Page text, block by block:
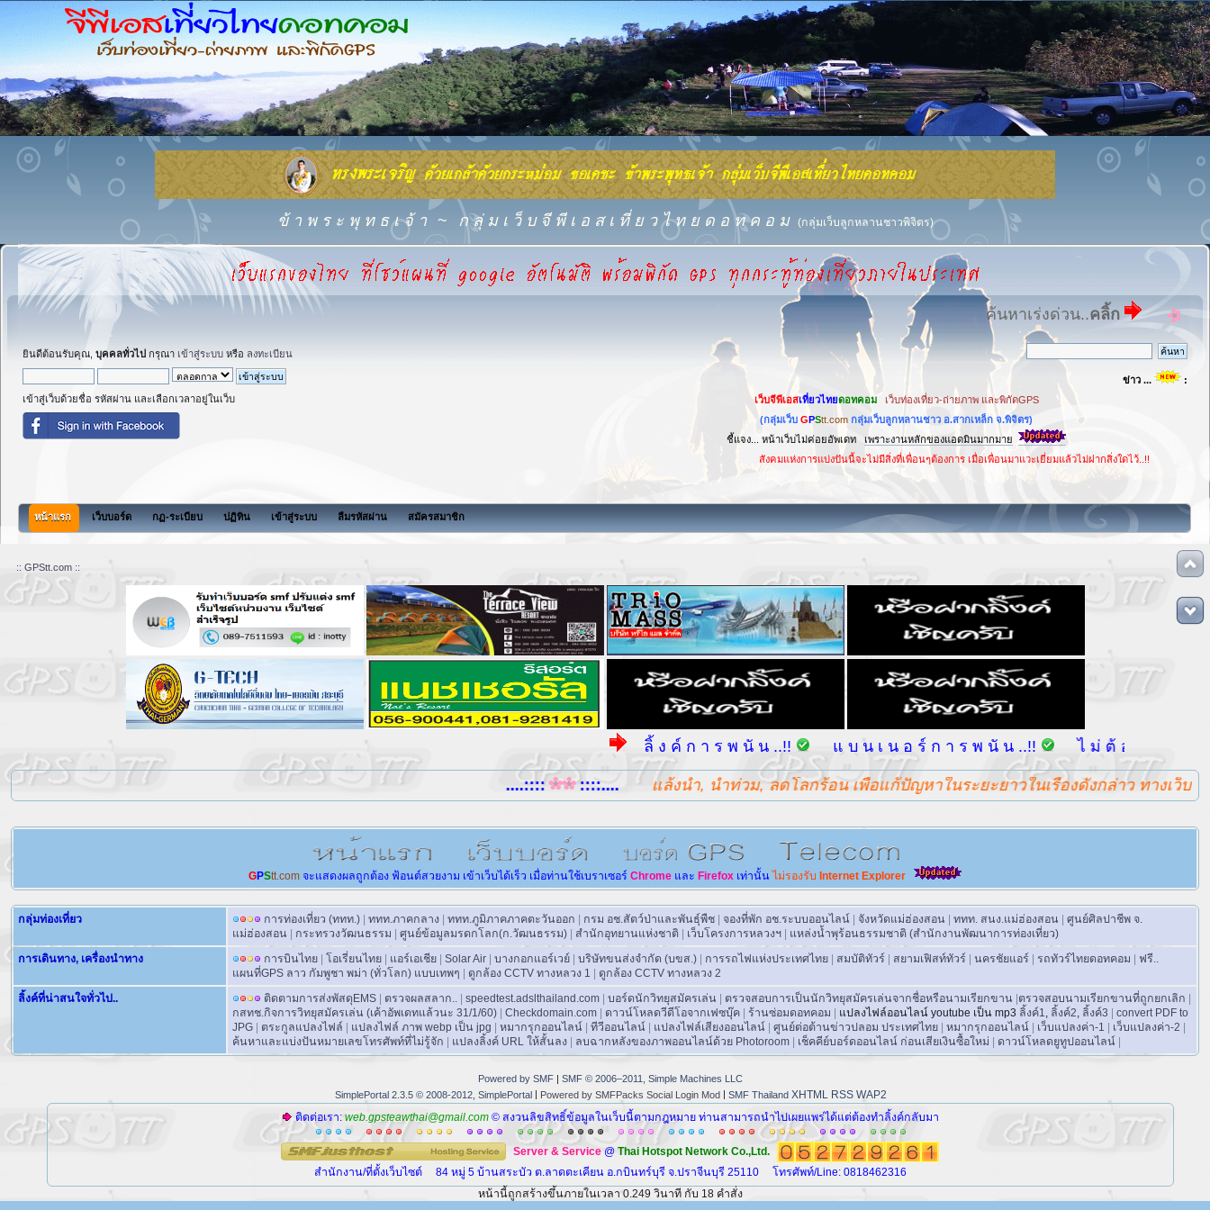
ข้ า พ ร ะ พุ ท ธ เ จ้ า ~ ก ลุ่ ม เ ว็ บ จี พี เ อ ส เ ที่ ย ว ไ ท ย ด อ ท ค อ ม (กลุ่มเว็บลูกหลานชาวพิจิตร)
ค้นหาเร่งด่วน..คลิ้ก
ยินดีต้อนรับคุณ, บุคคลทั่วไป กรุณา เข้าสู่ระบบ หรือ ลงทะเบียน
เข้าสู่เว็บด้วยชื่อ รหัสผ่าน และเลือกเวลาอยู่ในเว็บ
ข่าว ...
:
เว็บจีพีเอสเที่ยวไทยดอทคอม
เว็บท่องเที่ยว-ถ่ายภาพ และพิกัดGPS
(กลุ่มเว็บ GPStt.com กลุ่มเว็บลูกหลานชาว อ.สากเหล็ก จ.พิจิตร)
ชี้แจง... หน้าเว็บไม่ค่อยอัพเดท
เพราะงานหลักของแอดมินมากมาย
สังคมแห่งการแบ่งปันนี้จะไม่มีสิ่งที่เพื่อนๆต้องการ เมื่อเพื่อนมาแวะเยี่ยมแล้วไม่ฝากสิ่งใดไว้..!!
หน้าแรก เว็บบอร์ด กฏ-ระเบียบ ปฏิทิน เข้าสู่ระบบ ลืมรหัสผ่าน สมัครสมาชิก
:: GPStt.com ::
ลิ้ ง ค์ ก า ร พ นั น ..!! แ บ น เ น อ ร์ ก า ร พ นั น ..!! ไ ม่ ต้ อ ง พ ย า ย า ม ติ ด
::::.... แล้งน้ำ, น้ำท่วม, ลดโลกร้อน เพื่อแก้ปัญหาในระยะยาวในเรื่องดังกล่าว ทางเว็บขอ
GPStt.com จะแสดงผลถูกต้อง ฟ้อนต์สวยงาม เข้าเว็บได้เร็ว เมื่อท่านใช้เบราเซอร์ Chrome และ Firefox เท่านั้น ไม่รองรับ Internet Explorer
กลุ่มท่องเที่ยว การท่องเที่ยว (ททท.) | ททท.ภาคกลาง | ททท.ภูมิภาคภาคตะวันออก | กรม อช.สัตว์ป่าและพันธุ์พืช | จองที่พัก อช.ระบบออนไลน์ | จังหวัดแม่ฮ่องสอน | ททท. สนง.แม่ฮ่องสอน | ศูนย์ศิลปาชีพ จ.
แม่ฮ่องสอน | กระทรวงวัฒนธรรม | ศูนย์ข้อมูลมรดกโลก(ก.วัฒนธรรม) | สำนักอุทยานแห่งชาติ | เว็บโครงการหลวงฯ | แหล่งน้ำพุร้อนธรรมชาติ (สำนักงานพัฒนาการท่องเที่ยว)
การเดินทาง, เครื่องนำทาง
การบินไทย | โอเรี่ยนไทย | แอร์เอเชีย | Solar Air | บางกอกแอร์เวย์ | บริษัทขนส่งจำกัด (บขส.) | การรถไฟแห่งประเทศไทย | สมบัติทัวร์ | สยามเฟิสท์ทัวร์ | นครชัยแอร์ | รถทัวร์ไทยดอทคอม | ฟรี..
แผนที่GPS ลาว กัมพูชา พม่า (ทั่วโลก) แบบเทพๆ | ดูกล้อง CCTV ทางหลวง 1 | ดูกล้อง CCTV ทางหลวง 2
ลิ้งค์ที่น่าสนใจทั่วไป..
ติดตามการส่งพัสดุEMS | ตรวจผลสลาก.. | speedtest.adslthailand.com | บอร์ดนักวิทยุสมัครเล่น | ตรวจสอบการเป็นนักวิทยุสมัครเล่นจากชื่อหรือนามเรียกขาน |ตรวจสอบนามเรียกขานที่ถูกยกเลิก |
กสทช.กิจการวิทยุสมัครเล่น (เค้าอัพเดทแล้วนะ 31/1/60) | Checkdomain.com | ดาวน์โหลดวีดีโอจากเฟซบุ๊ค | ร้านซ่อมดอทคอม | แปลงไฟล์ออนไลน์ youtube เป็น mp3 ลิ้งค์1 ลิ้งค์2 ลิ้งค์3 | convert PDF to
JPG | ตระกูลแปลงไฟล์ | แปลงไฟล์ ภาพ webp เป็น jpg | หมากรุกออนไลน์ | ทีวีออนไลน์ | แปลงไฟล์เสียงออนไลน์ | ศูนย์ต่อต้านข่าวปลอม ประเทศไทย | หมากรุกออนไลน์ | เว็บแปลงค่า-1 | เว็บแปลงค่า-2 |
ค้นหาและแบ่งปันหมายเลขโทรศัพท์ที่ไม่รู้จัก | แปลงลิ้งค์ URL ให้สั้นลง | ลบฉากหลังของภาพออนไลน์ด้วย Photoroom | เช็คคีย์บอร์ดออนไลน์ ก่อนเสียเงินซื้อใหม่ | ดาวน์โหลดยูทูปออนไลน์ |
Powered by SMF | SMF © 2006–2011, Simple Machines LLC
SimplePortal 2.3.5 © 2008-2012, SimplePortal| Powered by SMFPacks Social Login Mod| SMF Thailand XHTML RSS WAP2
ติดต่อเรา: web.gpsteawthai@gmail.com © สงวนลิขสิทธิ์ข้อมูลในเว็บนี้ตามกฎหมาย ท่านสามารถนำไปเผยแพร่ได้แต่ต้องทำลิ้งค์กลับมา
Server & Service @ Thai Hotspot Network Co.,Ltd.
สำนักงาน/ที่ตั้งเว็บไซต์
84 หมู่ 5 บ้านสระบัว ต.ลาดตะเคียน อ.กบินทร์บุรี จ.ปราจีนบุรี 25110 โทรศัพท์/Line: 0818462316
หน้านี้ถูกสร้างขึ้นภายในเวลา 0.249 วินาที กับ 18 คำสั่ง